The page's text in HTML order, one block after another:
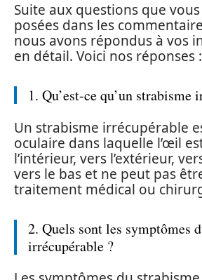
Suite aux questions que
posées dans les
nous avons répondus à vos
en détail. Voici nos réponses :
1. Qu’est-ce qu’un strabisme
Un strabisme irrécupérable
oculaire dans laquelle l’œil
l’intérieur, vers l’extérieur,
vers le bas et ne peut pas
traitement médical ou
2. Quels sont les symptômes
irrécupérable ?